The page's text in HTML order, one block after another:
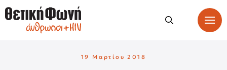
19 Μαρτίου 2018